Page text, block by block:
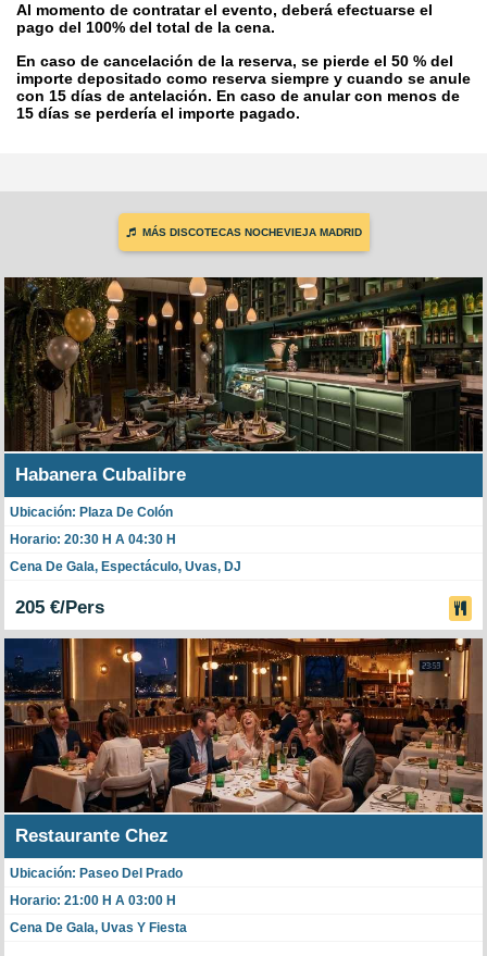
Al momento de contratar el evento, deberá efectuarse el
pago del 100% del total de la cena.
En caso de cancelación de la reserva, se pierde el 50 % del
importe depositado como reserva siempre y cuando se anule
con 15 días de antelación. En caso de anular con menos de
15 días se perdería el importe pagado.
MÁS DISCOTECAS NOCHEVIEJA MADRID
Habanera Cubalibre
Ubicación: Plaza De Colón
Horario: 20:30 H A 04:30 H
Cena De Gala, Espectáculo, Uvas, DJ
205 €/Pers
Restaurante Chez
Ubicación: Paseo Del Prado
Horario: 21:00 H A 03:00 H
Cena De Gala, Uvas Y Fiesta